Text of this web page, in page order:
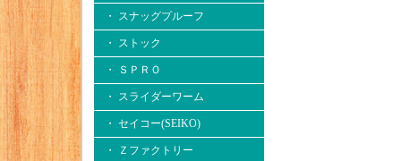
・ スナッグプルーフ
・ ストック
・ ＳＰＲＯ
・ スライダーワーム
・ セイコー(SEIKO)
・ Ｚファクトリー